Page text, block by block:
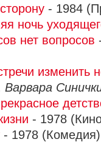
- 1984
ночь
нет вопросов
изменить
Варвара
- 1978
- 1978